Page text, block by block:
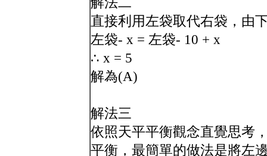
直接利用左袋取代右袋，由
左袋- x = 左袋- 10 + x
∴ x = 5
解為(A)
解法三
依照天平平衡觀念直覺思考
平衡，最簡單的做法是將左